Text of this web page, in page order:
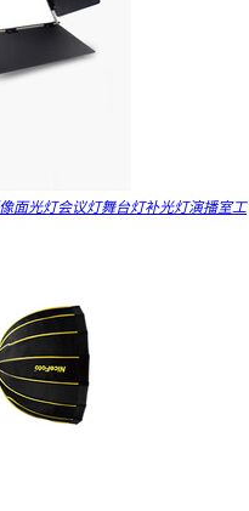
面光灯会议灯舞台灯补光灯演播室工